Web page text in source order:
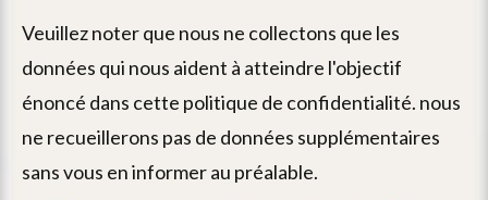
veuillez noter que nous ne collectons que les
données qui nous aident à atteindre l'objectif
énoncé dans cette politique de confidentialité. nous
ne recueillerons pas de données supplémentaires
sans vous en informer au préalable.